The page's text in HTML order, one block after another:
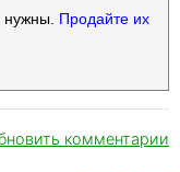
Продайте их
комментарии